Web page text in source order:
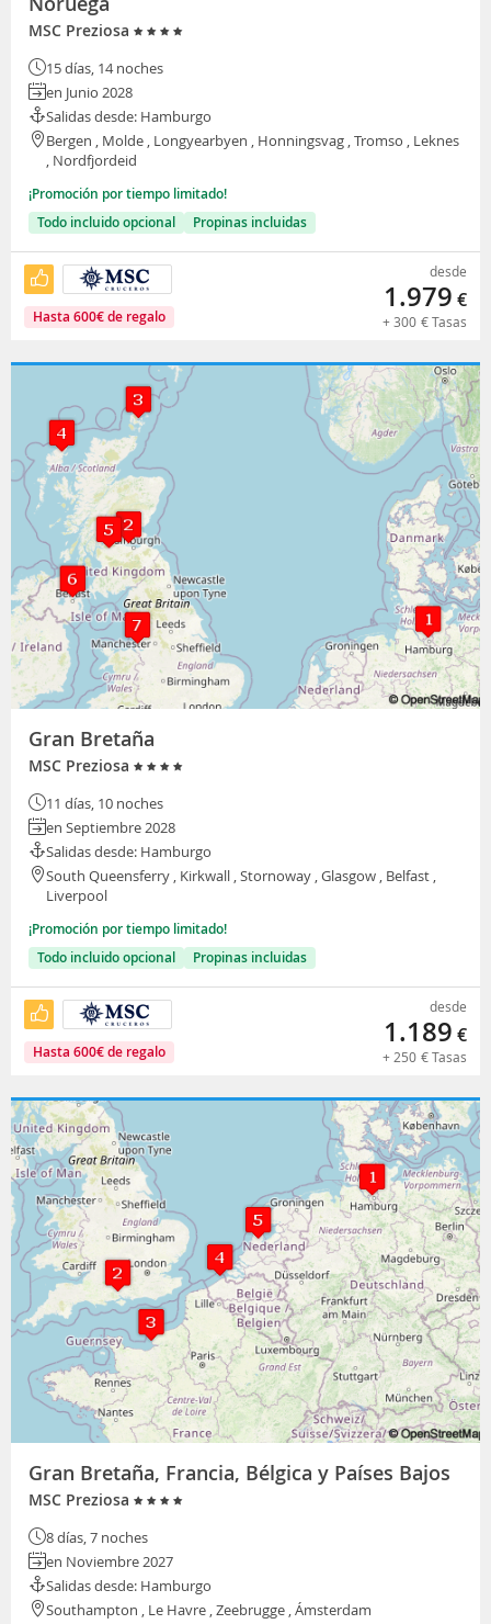
MSC Preziosa
15 días, 14 noches
en Junio 2028
Salidas desde: Hamburgo
Bergen , Molde , Longyearbyen , Honningsvag , Tromso , Leknes
, Nordfjordeid
¡Promoción por tiempo limitado!
Todo incluido opcional
Propinas incluidas
Hasta 600€de regalo
desde
1.979 €
+300 €Tasas
Gran Bretaña
MSC Preziosa
11 días, 10 noches
en Septiembre 2028
Salidas desde: Hamburgo
South Queensferry , Kirkwall , Stornoway , Glasgow , Belfast ,
Liverpool
¡Promoción por tiempo limitado!
Todo incluido opcional
Propinas incluidas
Hasta 600€de regalo
desde
1.189 €
+ 250 €Tasas
Gran Bretaña, Francia, Bélgica y Países Bajos
MSC Preziosa
8 días, 7 noches
en Noviembre 2027
Salidas desde: Hamburgo
Southampton , Le Havre , Zeebrugge , Ámsterdam